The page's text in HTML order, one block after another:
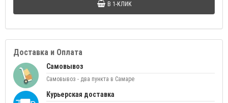
В 1-КЛИК
Доставка и Оплата
Самовывоз
Самовывоз - два пункта в Самаре
Курьерская доставка